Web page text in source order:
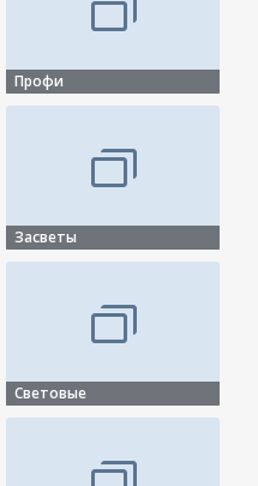
Профи
Засветы
Световые